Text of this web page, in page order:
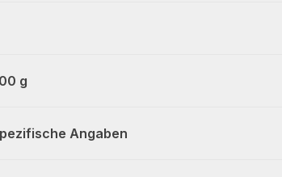
g
Angaben